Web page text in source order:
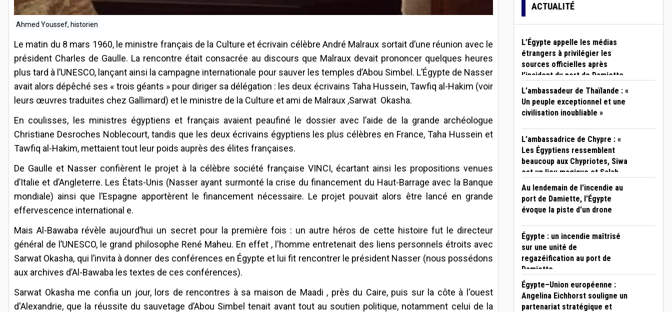
Ahmed Youssef, historien
Le matin du 8 mars 1960, le ministre français de la Culture et écrivain célèbre André Malraux sortait d’une réunion avec le
président Charles de Gaulle. La rencontre était consacrée au discours que Malraux devait prononcer quelques heures
plus tard à l’UNESCO, lançant ainsi la campagne internationale pour sauver les temples d’Abou Simbel. L’Égypte de Nasser
avait alors dépêché ses « trois géants » pour diriger sa délégation : les deux écrivains Taha Hussein, Tawfiq al-Hakim (voir
leurs œuvres traduites chez Gallimard) et le ministre de la Culture et ami de Malraux ,Sarwat Okasha.
En coulisses, les ministres égyptiens et français avaient peaufiné le dossier avec l’aide de la grande archéologue
Christiane Desroches Noblecourt, tandis que les deux écrivains égyptiens les plus célèbres en France, Taha Hussein et
Tawfiq al-Hakim, mettaient tout leur poids auprès des élites françaises.
De Gaulle et Nasser confièrent le projet à la célèbre société française VINCI, écartant ainsi les propositions venues
d’Italie et d’Angleterre. Les États-Unis (Nasser ayant surmonté la crise du financement du Haut-Barrage avec la Banque
mondiale) ainsi que l’Espagne apportèrent le financement nécessaire. Le projet pouvait alors être lancé en grande
effervescence international e.
Mais Al-Bawaba révèle aujourd’hui un secret pour la première fois : un autre héros de cette histoire fut le directeur
général de l’UNESCO, le grand philosophe René Maheu. En effet , l'homme entretenait des liens personnels étroits avec
Sarwat Okasha, qui l’invita à donner des conférences en Égypte et lui fit rencontrer le président Nasser (nous possédons
aux archives d’Al-Bawaba les textes de ces conférences).
Sarwat Okasha me confia un jour, lors de rencontres à sa maison de Maadi , près du Caire, puis sur la côte à l'ouest
d'Alexandrie, que la réussite du sauvetage d’Abou Simbel tenait avant tout au soutien politique, notamment celui de la
ACTUALITÉ
L’Égypte appelle les médias
étrangers à privilégier les
sources officielles après
l’incident du port de Damiette
L’ambassadeur de Thaïlande : «
Un peuple exceptionnel et une
civilisation inoubliable »
L’ambassadrice de Chypre : «
Les Égyptiens ressemblent
beaucoup aux Chypriotes, Siwa
est un lieu magique et Salah
est un modèle pour les jeunes
Au lendemain de l'incendie au
port de Damiette, l'Égypte
évoque la piste d'un drone
Égypte : un incendie maîtrisé
sur une unité de
regazéification au port de
Damiette
Égypte–Union européenne :
Angelina Eichhorst souligne un
partenariat stratégique et